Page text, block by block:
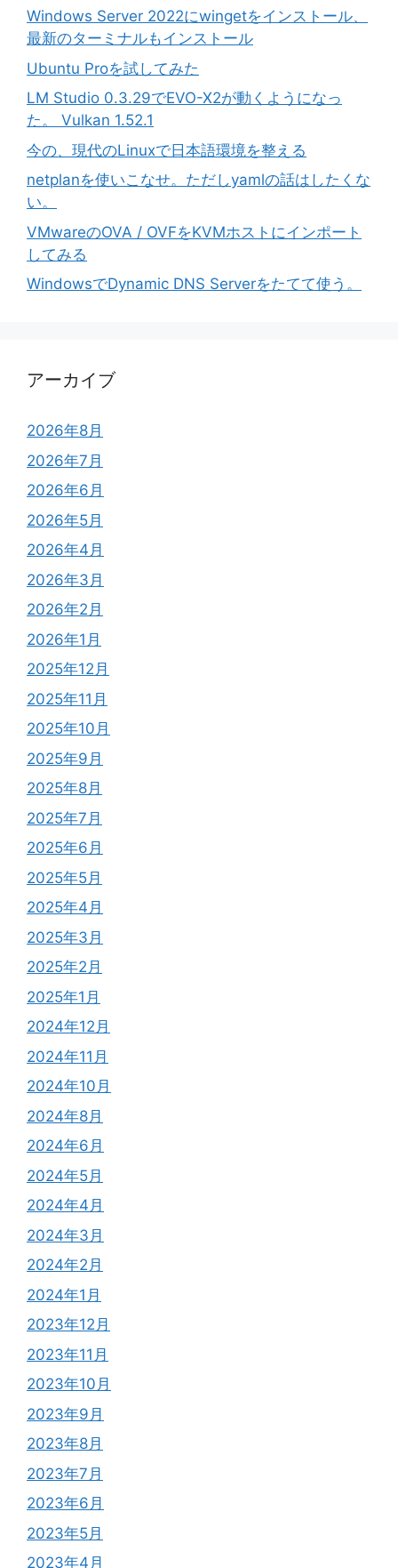
Windows Server 2022にwingetをインストール、
最新のターミナルもインストール
Ubuntu Proを試してみた
LM Studio 0.3.29でEVO-X2が動くようになっ
た。 Vulkan 1.52.1
今の、現代のLinuxで日本語環境を整える
netplanを使いこなせ。ただしyamlの話はしたくな
い。
VMwareのOVA / OVFをKVMホストにインポート
してみる
WindowsでDynamic DNS Serverをたてて使う。
アーカイブ
2026年8月
2026年7月
2026年6月
2026年5月
2026年4月
2026年3月
2026年2月
2026年1月
2025年12月
2025年11月
2025年10月
2025年9月
2025年8月
2025年7月
2025年6月
2025年5月
2025年4月
2025年3月
2025年2月
2025年1月
2024年12月
2024年11月
2024年10月
2024年8月
2024年6月
2024年5月
2024年4月
2024年3月
2024年2月
2024年1月
2023年12月
2023年11月
2023年10月
2023年9月
2023年8月
2023年7月
2023年6月
2023年5月
2023年4月